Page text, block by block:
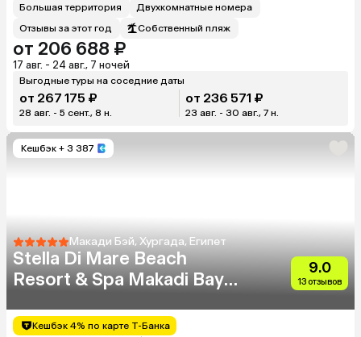
Большая территория
Двухкомнатные номера
Отзывы за этот год
Собственный пляж
от 206 688 ₽
17 авг. - 24 авг., 7 ночей
Выгодные туры на соседние даты
от 267 175 ₽
28 авг. - 5 сент., 8 н.
от 236 571 ₽
23 авг. - 30 авг., 7 н.
Кешбэк + 3 387
Макади Бэй, Хургада, Египет
Stella Di Mare Beach
Resort & Spa Makadi Bay
Resort & Spa)
9.0
13 отзывов
Кешбэк 4% по карте Т-Банка